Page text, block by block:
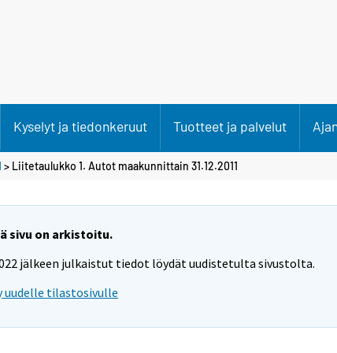
Kyselyt ja tiedonkeruut Tuotteet ja palvelut
> Liitetaulukko 1. Autot maakunnittain 31.12.2011
sivu on arkistoitu.
jälkeen julkaistut tiedot löydät uudistetulta sivustolta.
uudelle tilastosivulle